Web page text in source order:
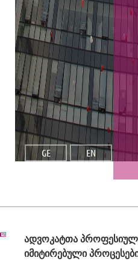
GE EN
ადვოკატთა
იმიტირებული